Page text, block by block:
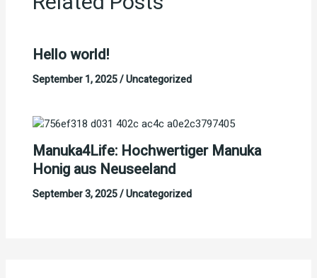
Hello world!
September 1, 2025/Uncategorized
Manuka4Life: Hochwertiger Manuka
Honig aus Neuseeland
September 3, 2025/Uncategorized